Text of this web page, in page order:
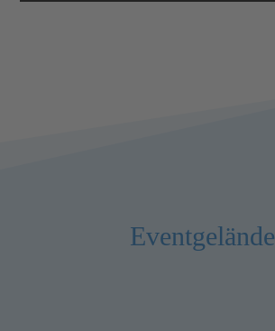
Eventgelände